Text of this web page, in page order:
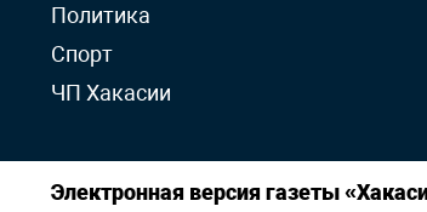
Политика
Спорт
ЧП Хакасии
Электронная версия газеты